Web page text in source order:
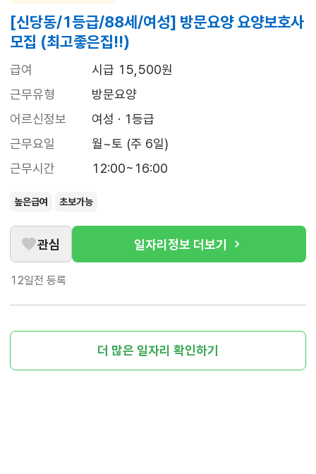
[신당동/1등급/88세/여성] 방문요양 요양보호사
모집 (최고좋은집!!)
급여
시급 15,500원
근무유형
방문요양
어르신정보
여성 · 1등급
근무요일
월~토 (주 6일)
근무시간
12:00~16:00
높은급여 초보가능
관심 일자리정보 더보기
12일전 등록
더 많은 일자리 확인하기